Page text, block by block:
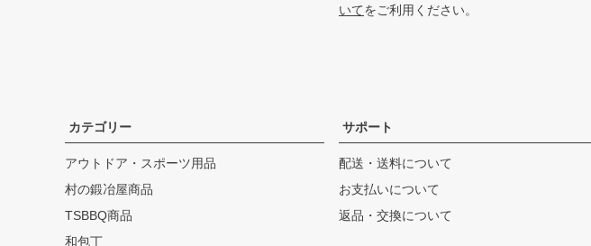
いてをご利用ください。
カテゴリー
アウトドア・スポーツ用品
村の鍛冶屋商品
TSBBQ商品
和包丁
サポート
配送・送料について
お支払いについて
返品・交換について